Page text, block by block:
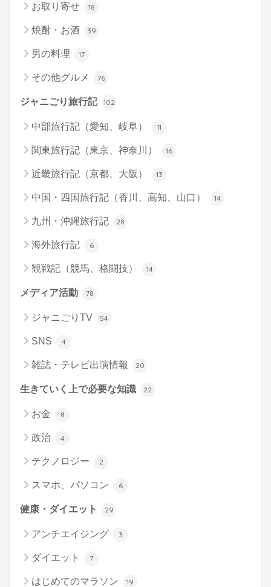
お取り寄せ 18
焼酎・お酒 39
男の料理 17
その他グルメ 76
ジャニごり旅行記 102
中部旅行記（愛知、岐阜） 11
関東旅行記（東京、神奈川） 16
近畿旅行記（京都、大阪） 13
中国・四国旅行記（香川、高知、山口） 14
九州・沖縄旅行記 28
海外旅行記 6
観戦記（競馬、格闘技） 14
メディア活動 78
ジャニごりTV 54
SNS 4
雑誌・テレビ出演情報 20
生きていく上で必要な知識 22
お金 8
政治 4
テクノロジー 2
スマホ、パソコン 6
健康・ダイエット 29
アンチエイジング 3
ダイエット 7
はじめてのマラソン 19